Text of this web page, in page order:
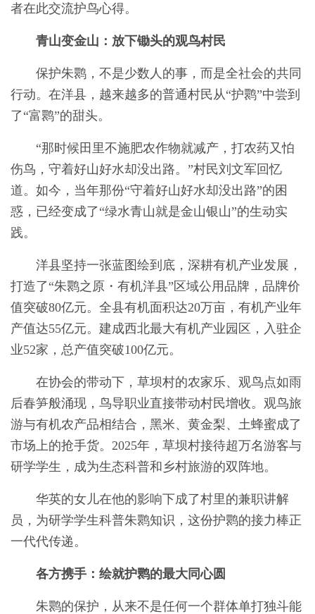
者在此交流护鸟心得。
青山变金山：放下锄头的观鸟村民
保护朱鹮，不是少数人的事，而是全社会的共同
行动。在洋县，越来越多的普通村民从“护鹮”中尝到
了“富鹮”的甜头。
“那时候田里不施肥农作物就减产，打农药又怕
伤鸟，守着好山好水却没出路。”村民刘文军回忆
道。如今，当年那份“守着好山好水却没出路”的困
惑，已经变成了“绿水青山就是金山银山”的生动实
践。
洋县坚持一张蓝图绘到底，深耕有机产业发展，
打造了“朱鹮之原・有机洋县”区域公用品牌，品牌价
值突破80亿元。全县有机面积达20万亩，有机产业年
产值达55亿元。建成西北最大有机产业园区，入驻企
业52家，总产值突破100亿元。
在协会的带动下，草坝村的农家乐、观鸟点如雨
后春笋般涌现，鸟导职业直接带动村民增收。观鸟旅
游与有机农产品相结合，黑米、黄金梨、土蜂蜜成了
市场上的抢手货。2025年，草坝村接待超万名游客与
研学学生，成为生态科普和乡村旅游的双阵地。
华英的女儿在他的影响下成了村里的兼职讲解
员，为研学学生科普朱鹮知识，这份护鹮的接力棒正
一代代传递。
各方携手：绘就护鹮的最大同心圆
朱鹮的保护，从来不是任何一个群体单打独斗能